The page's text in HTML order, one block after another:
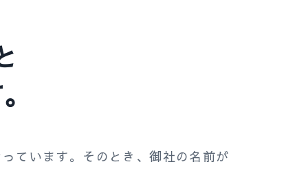
ています。そのとき、御社の名前が